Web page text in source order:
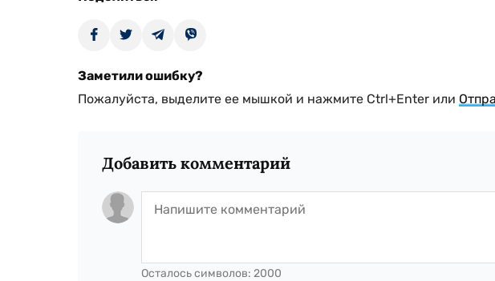
Заметили ошибку?
Пожалуйста, выделите ее мышкой и нажмите Ctrl+Enter или
Добавить комментарий
Осталось символов: 2000